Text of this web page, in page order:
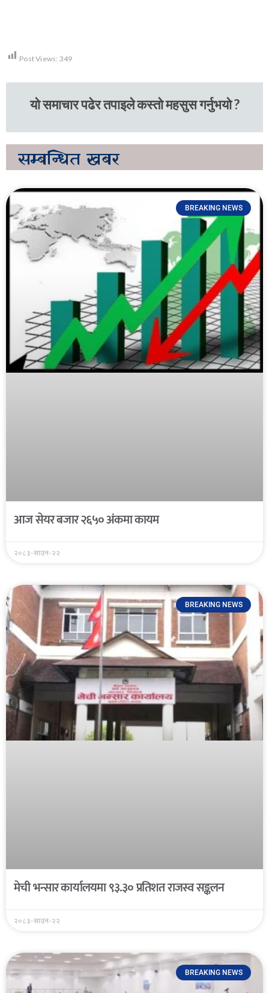
Post Views: 349
यो समाचार पढेर तपाइले कस्तो महसुस गर्नुभयो ?
सम्बन्धित खबर
BREAKING NEWS
आज सेयर बजार २६५० अंकमा कायम
२०८३-साउन-२२
BREAKING NEWS
मेची भन्सार कार्यालयमा ९३.३० प्रतिशत राजस्व सङ्कलन
२०८३-साउन-२२
BREAKING NEWS